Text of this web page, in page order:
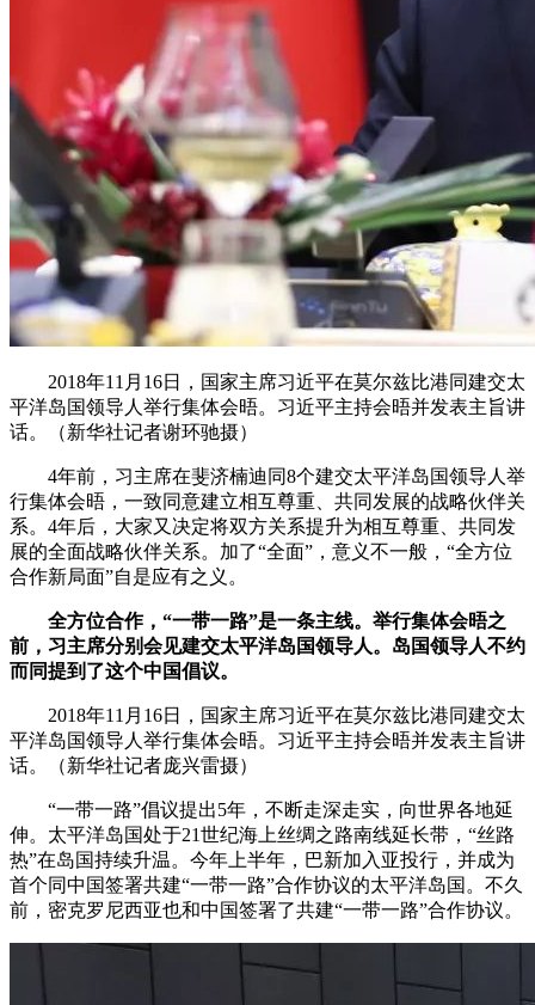
2018年11月16日，国家主席习近平在莫尔兹比港同建交太
平洋岛国领导人举行集体会晤。习近平主持会晤并发表主旨讲
话。（新华社记者谢环驰摄）
4年前，习主席在斐济楠迪同8个建交太平洋岛国领导人举
行集体会晤，一致同意建立相互尊重、共同发展的战略伙伴关
系。4年后，大家又决定将双方关系提升为相互尊重、共同发
展的全面战略伙伴关系。加了“全面”，意义不一般，“全方位
合作新局面”自是应有之义。
全方位合作，“一带一路”是一条主线。举行集体会晤之
前，习主席分别会见建交太平洋岛国领导人。岛国领导人不约
而同提到了这个中国倡议。
2018年11月16日，国家主席习近平在莫尔兹比港同建交太
平洋岛国领导人举行集体会晤。习近平主持会晤并发表主旨讲
话。（新华社记者庞兴雷摄）
“一带一路”倡议提出5年，不断走深走实，向世界各地延
伸。太平洋岛国处于21世纪海上丝绸之路南线延长带，“丝路
热”在岛国持续升温。今年上半年，巴新加入亚投行，并成为
首个同中国签署共建“一带一路”合作协议的太平洋岛国。不久
前，密克罗尼西亚也和中国签署了共建“一带一路”合作协议。